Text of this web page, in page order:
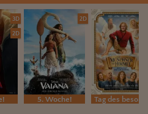
3D
2D
2D
5. Woche!